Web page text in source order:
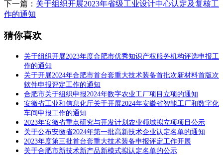
下一篇： 关于组织开展2023年省级工业设计中心认定及复核工
作的通知
猜你喜欢
关于组织开展2023年度合肥市优秀知识产权服务机构评选申报工
作的通知
关于开展2024年合肥市首台套重大技术装备首批次新材料首版次
软件申报评定工作的通知
合肥市关于组织申报2024年数字农业工厂项目立项的通知
安徽省工业和信息化厅关于开展2024年安徽省智能工厂和数字化
车间申报工作的通知
2023年安徽省重点研究与开发计划农业领域拟立项项目公示
关于公布安徽省2024年第一批高新技术企业认定名单的通知
2023年度第三批首台套重大技术装备申报评定工作开展
关于合肥市新技术新产品新模式拟认定名单的公示